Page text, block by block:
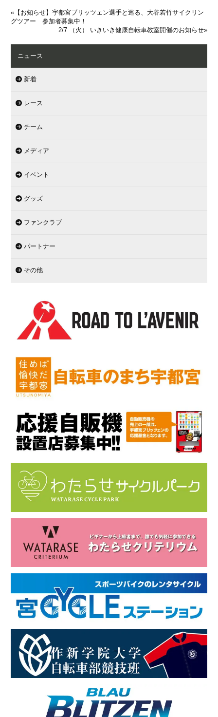
« 【お知らせ】宇都宮ブリッツェン選手と巡る、大谷若竹サイクリン
グツアー 参加者募集中！
2/7 （火） いきいき健康自転車教室開催のお知らせ»
ニュース
新着
レース
チーム
メディア
イベント
グッズ
ファンクラブ
パートナー
その他